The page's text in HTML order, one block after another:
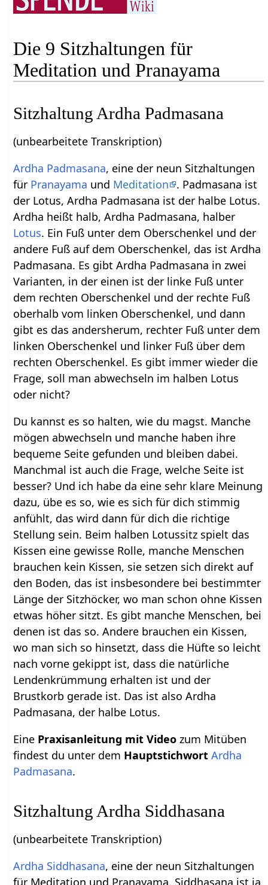
Die 9 Sitzhaltungen für
Meditation und Pranayama
Sitzhaltung Ardha Padmasana
(unbearbeitete Transkription)
Ardha Padmasana, eine der neun Sitzhaltungen
für Pranayama und Meditation
. Padmasana ist
der Lotus, Ardha Padmasana ist der halbe Lotus.
Ardha heißt halb, Ardha Padmasana, halber
Lotus. Ein Fuß unter dem Oberschenkel und der
andere Fuß auf dem Oberschenkel, das ist Ardha
Padmasana. Es gibt Ardha Padmasana in zwei
Varianten, in der einen ist der linke Fuß unter
dem rechten Oberschenkel und der rechte Fuß
oberhalb vom linken Oberschenkel, und dann
gibt es das andersherum, rechter Fuß unter dem
linken Oberschenkel und linker Fuß über dem
rechten Oberschenkel. Es gibt immer wieder die
Frage, soll man abwechseln im halben Lotus
oder nicht?
Du kannst es so halten, wie du magst. Manche
mögen abwechseln und manche haben ihre
bequeme Seite gefunden und bleiben dabei.
Manchmal ist auch die Frage, welche Seite ist
besser? Und ich habe da eine sehr klare Meinung
dazu, übe es so, wie es sich für dich stimmig
anfühlt, das wird dann für dich die richtige
Stellung sein. Beim halben Lotussitz spielt das
Kissen eine gewisse Rolle, manche Menschen
brauchen kein Kissen, sie setzen sich direkt auf
den Boden, das ist insbesondere bei bestimmter
Länge der Sitzhöcker, wo man schon ohne Kissen
etwas höher sitzt. Es gibt manche Menschen, bei
denen ist das so. Andere brauchen ein Kissen,
wo man sich so hinsetzt, dass die Hüfte so leicht
nach vorne gekippt ist, dass die natürliche
Lendenkrümmung erhalten ist und der
Brustkorb gerade ist. Das ist also Ardha
Padmasana, der halbe Lotus.
Eine Praxisanleitung mit Video zum Mitüben
findest du unter dem Hauptstichwort Ardha
Padmasana.
Sitzhaltung Ardha Siddhasana
(unbearbeitete Transkription)
Ardha Siddhasana, eine der neun Sitzhaltungen